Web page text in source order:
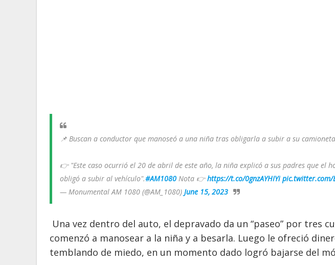
📌 Buscan a conductor que manoseó a una niña tras obligarla a subir a su camioneta
👉 "Este caso ocurrió el 20 de abril de este año, la niña explicó a sus padres que el
obligó a subir al vehículo".#AM1080 Nota 👉https://t.co/0gnzAYHIYi pic.twitter.com/
— Monumental AM 1080 (@AM_1080) June 15, 2023
Una vez dentro del auto, el depravado da un “paseo” por tres
comenzó a manosear a la niña y a besarla. Luego le ofreció
temblando de miedo, en un momento dado logró bajarse del